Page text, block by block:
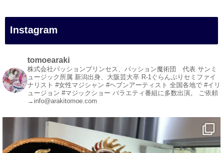
#白浜町
#変面ショー
#イベント
#宴会
#余興
1 5 X
マジシャン派遣 パッションプリンセス【公式】
@comedy_illusion · 7 8月
Instagram
tomoearaki
株式会社パッションプリンセス、パッション魔術団 代表 サンミ
ュージック所属 新潟出身、大阪芸大卒 R-1ぐらんぷりセミファイ
ナリスト #女性マジシャン #ヘブンアーティスト 全国各地で #イリ
ュージョン #マジックショー バラエティ番組に多数出演。 ご依頼
→info@arakitomoe.com